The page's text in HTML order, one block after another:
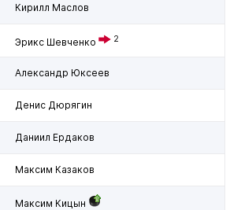
Кирилл Маслов
Эрикс Шевченко 2
Александр Юксеев
Денис Дюрягин
Даниил Ердаков
Максим Казаков
Максим Кицын